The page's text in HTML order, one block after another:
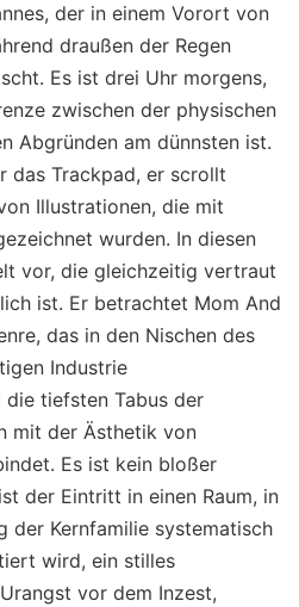
der in einem Vorort von
draußen der Regen
Es ist drei Uhr morgens,
zwischen der physischen
Abgründen am dünnsten ist.
das Trackpad, er scrollt
Illustrationen, die mit
wurden. In diesen
vor, die gleichzeitig vertraut
ist. Er betrachtet Mom And
das in den Nischen des
Industrie
die tiefsten Tabus der
mit der Ästhetik von
Es ist kein bloßer
der Eintritt in einen Raum, in
der Kernfamilie systematisch
wird, ein stilles
vor dem Inzest,